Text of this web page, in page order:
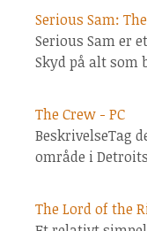
Serious Sam:
Serious Sam er
Skyd på alt
The Crew - PC
BeskrivelseTag
område i
The Lord of the